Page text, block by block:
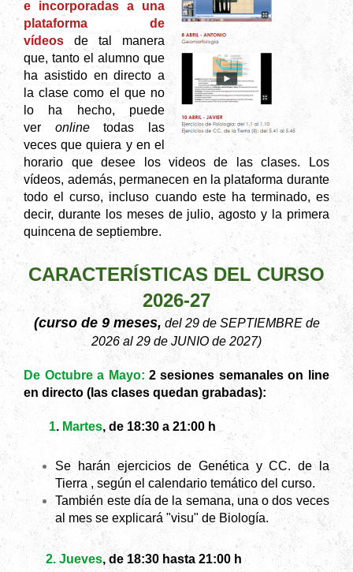
e incorporadas a una
plataforma de
vídeos de tal manera
que, tanto el alumno que
ha asistido en directo a
la clase como el que no
lo ha hecho, puede
ver onlinetodas las
veces que quiera y en el
horario que desee los videos de las clases. Los
vídeos, además, permanecen en la plataforma durante
todo el curso, incluso cuando este ha terminado, es
decir, durante los meses de julio, agosto y la primera
quincena de septiembre.
CARACTERÍSTICAS DEL CURSO
2026-27
(curso de 9 meses, del 29 de SEPTIEMBRE de
2026 al 29 de JUNIO de 2027)
De Octubre a Mayo: 2 sesiones semanales on line
en directo (las clases quedan grabadas):
1. Martes, de 18:30 a 21:00 h
Se harán ejercicios de Genética y CC. de la
Tierra , según el calendario temático del curso.
También este día de la semana, una o dos veces
al mes se explicará "visu" de Biología.
2. Jueves, de 18:30 hasta 21:00 h